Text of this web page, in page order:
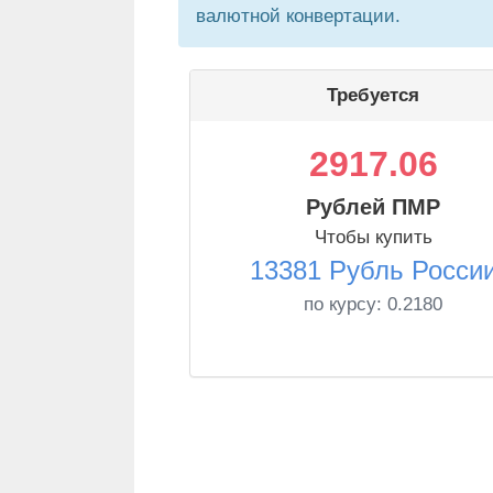
валютной конвертации.
Требуется
2917.06
Рублей ПМР
Чтобы купить
13381 Рубль
по курсу: 0.2180